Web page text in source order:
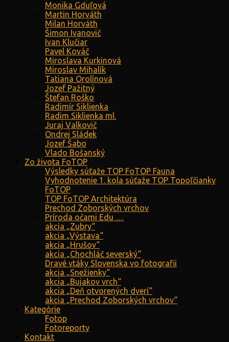
Monika Gduľová
Martin Horváth
Milan Horváth
Šimon Ivanovič
Ivan Klučiar
Pavel Kováč
Miroslava Kurkinová
Miroslav Mihalík
Tatiana Orolínová
Jozef Pažitný
Štefan Roško
Radimír Siklienka
Radim Siklienka ml.
Juraj Valkovič
Ondrej Sládek
Jozef Šabo
Vlado Bošanský
Zo života FoTOP
Výsledky súťaže TOP FoTOP Fauna
Vyhodnotenie 1. kola súťaže TOP Topoľčianky
FoTOP
TOP FoTOP Architektúra
Prechod Zoborských vrchov
Príroda očami Edu …
akcia „Zubry“
akcia „Výstava“
akcia „Hrušov“
akcia „Chochláč severský“
Dravé vtáky Slovenska vo fotografii
akcia „Snežienky“
akcia „Bujakov vrch“
akcia „Deň otvorených dverí“
akcia „Prechod Zoborských vrchov“
Kategórie
Fotop
Fotoreporty
Kontakt